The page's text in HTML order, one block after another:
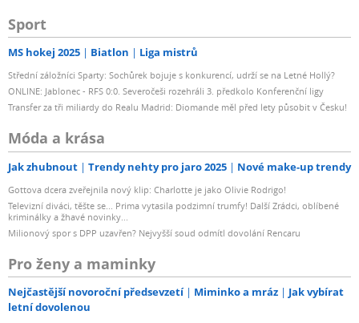
Sport
MS hokej 2025 Biatlon Liga mistrů
Střední záložníci Sparty: Sochůrek bojuje s konkurencí, udrží se na Letné Hollý?
ONLINE: Jablonec - RFS 0:0. Severočeši rozehráli 3. předkolo Konferenční ligy
Transfer za tři miliardy do Realu Madrid: Diomande měl před lety působit v Česku!
Móda a krása
Jak zhubnout Trendy nehty pro jaro 2025 Nové make-up trendy
Gottova dcera zveřejnila nový klip: Charlotte je jako Olivie Rodrigo!
Televizní diváci, těšte se... Prima vytasila podzimní trumfy! Další Zrádci, oblíbené
kriminálky a žhavé novinky...
Milionový spor s DPP uzavřen? Nejvyšší soud odmítl dovolání Rencaru
Pro ženy a maminky
Nejčastější novoroční předsevzetí Miminko a mráz
Jak vybírat
letní dovolenou